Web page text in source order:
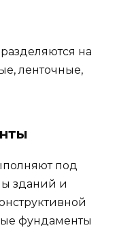
на
ленточные,
под
зданий и
фундаменты